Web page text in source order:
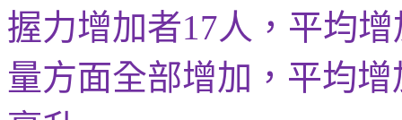
握力增加者17人，平均
量方面全部增加，平均增